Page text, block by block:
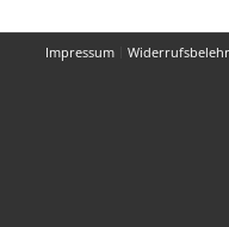
Impressum